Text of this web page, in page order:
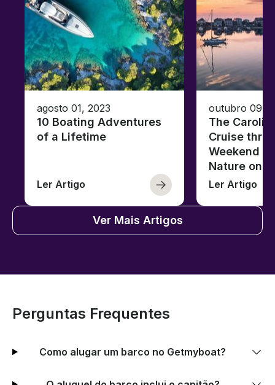
agosto 01, 2023
10 Boating Adventures
of a Lifetime
Ler Artigo
outubro 09,
The
Cruise
Weekend
Nature on
Ler Artigo
Ver Mais Artigos
Perguntas Frequentes
Como alugar um barco no Getmyboat?